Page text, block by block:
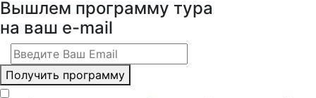
Вышлем программу тура
на ваш e-mail
Получить программу